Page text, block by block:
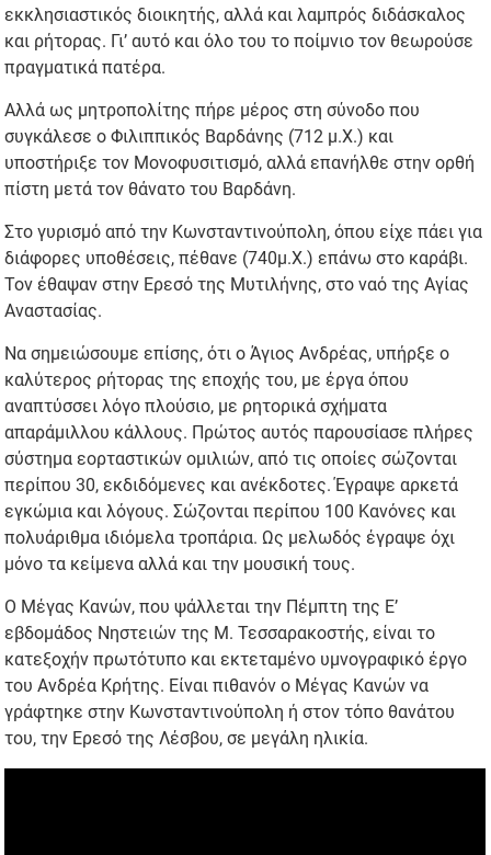
εκκλησιαστικός διοικητής, αλλά και λαμπρός διδάσκαλος
και ρήτορας. Γι’ αυτό και όλο του το ποίμνιο τον θεωρούσε
πραγματικά πατέρα.
Αλλά ως μητροπολίτης πήρε μέρος στη σύνοδο που
συγκάλεσε ο Φιλιππικός Βαρδάνης (712 μ.Χ.) και
υποστήριξε τον Μονοφυσιτισμό, αλλά επανήλθε στην ορθή
πίστη μετά τον θάνατο του Βαρδάνη.
Στο γυρισμό από την Κωνσταντινούπολη, όπου είχε πάει για
διάφορες υποθέσεις, πέθανε (740μ.Χ.) επάνω στο καράβι.
Τον έθαψαν στην Ερεσό της Μυτιλήνης, στο ναό της Αγίας
Αναστασίας.
Να σημειώσουμε επίσης, ότι ο Άγιος Ανδρέας, υπήρξε ο
καλύτερος ρήτορας της εποχής του, με έργα όπου
αναπτύσσει λόγο πλούσιο, με ρητορικά σχήματα
απαράμιλλου κάλλους. Πρώτος αυτός παρουσίασε πλήρες
σύστημα εορταστικών ομιλιών, από τις οποίες σώζονται
περίπου 30, εκδιδόμενες και ανέκδοτες. Έγραψε αρκετά
εγκώμια και λόγους. Σώζονται περίπου 100 Κανόνες και
πολυάριθμα ιδιόμελα τροπάρια. Ως μελωδός έγραψε όχι
μόνο τα κείμενα αλλά και την μουσική τους.
Ο Μέγας Κανών, που ψάλλεται την Πέμπτη της Ε’
εβδομάδος Νηστειών της Μ. Τεσσαρακοστής, είναι το
κατεξοχήν πρωτότυπο και εκτεταμένο υμνογραφικό έργο
του Ανδρέα Κρήτης. Είναι πιθανόν ο Μέγας Κανών να
γράφτηκε στην Κωνσταντινούπολη ή στον τόπο θανάτου
του, την Ερεσό της Λέσβου, σε μεγάλη ηλικία.